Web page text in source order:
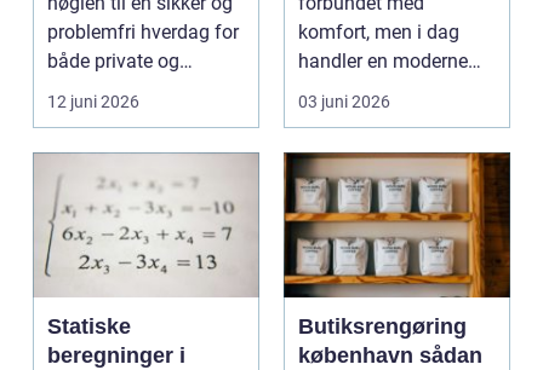
problemfri hverdag for
både private og
virksomheder, de...
12 juni 2026
komfort, men i dag
handler en moderne
elevator lige så meg...
03 juni 2026
Statiske
beregninger i
Butiksrengøring
københavn sådan